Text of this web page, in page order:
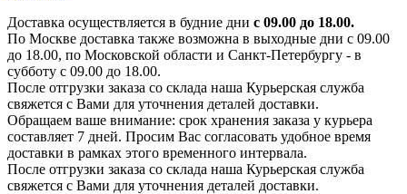
Доставка осуществляется в будние дни с 09.00 до 18.00.
По Москве доставка также возможна в выходные дни с 09.00
до 18.00, по Московской области и Санкт-Петербургу - в
субботу с 09.00 до 18.00.
После отгрузки заказа со склада наша Курьерская служба
свяжется с Вами для уточнения деталей доставки.
Обращаем ваше внимание: срок хранения заказа у курьера
составляет 7 дней. Просим Вас согласовать удобное время
доставки в рамках этого временного интервала.
После отгрузки заказа со склада наша Курьерская служба
свяжется с Вами для уточнения деталей доставки.